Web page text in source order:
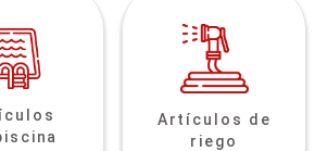
Artículos de
riego